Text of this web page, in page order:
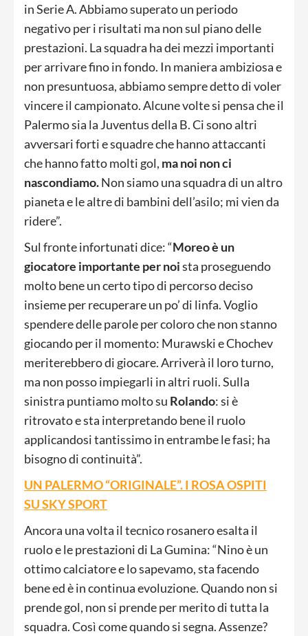
in Serie A. Abbiamo superato un periodo
negativo per i risultati ma non sul piano delle
prestazioni. La squadra ha dei mezzi importanti
per arrivare fino in fondo. In maniera ambiziosa e
non presuntuosa, abbiamo sempre detto di voler
vincere il campionato. Alcune volte si pensa che il
Palermo sia la Juventus della B. Ci sono altri
avversari forti e squadre che hanno attaccanti
che hanno fatto molti gol, ma noi non ci
nascondiamo.Non siamo una squadra di un altro
pianeta e le altre di bambini dell’asilo; mi vien da
ridere”.
Sul fronte infortunati dice: “Moreo è un
giocatore importante per noista proseguendo
molto bene un certo tipo di percorso deciso
insieme per recuperare un po’ di linfa. Voglio
spendere delle parole per coloro che non stanno
giocando per il momento: Murawski e Chochev
meriterebbero di giocare. Arriverà il loro turno,
ma non posso impiegarli in altri ruoli. Sulla
sinistra puntiamo molto su Rolando: si è
ritrovato e sta interpretando bene il ruolo
applicandosi tantissimo in entrambe le fasi; ha
bisogno di continuità”.
UN PALERMO “ORIGINALE”. I ROSA OSPITI
SU SKY SPORT
Ancora una volta il tecnico rosanero esalta il
ruolo e le prestazioni di La Gumina: “Nino è un
ottimo calciatore e lo sapevamo, sta facendo
bene ed è in continua evoluzione. Quando non si
prende gol, non si prende per merito di tutta la
squadra. Così come quando si segna. Assenze?